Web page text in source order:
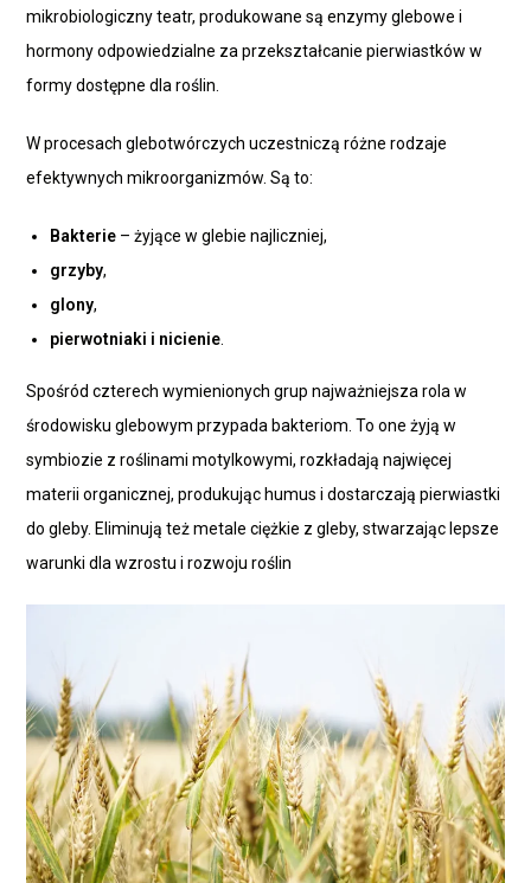
mikrobiologiczny teatr, produkowane są enzymy glebowe i
hormony odpowiedzialne za przekształcanie pierwiastków w
formy dostępne dla roślin.
W procesach glebotwórczych uczestniczą różne rodzaje
efektywnych mikroorganizmów. Są to:
Bakterie – żyjące w glebie najliczniej,
grzyby,
glony,
pierwotniaki i nicienie.
Spośród czterech wymienionych grup najważniejsza rola w
środowisku glebowym przypada bakteriom. To one żyją w
symbiozie z roślinami motylkowymi, rozkładają najwięcej
materii organicznej, produkując humus i dostarczają pierwiastki
do gleby. Eliminują też metale ciężkie z gleby, stwarzając lepsze
warunki dla wzrostu i rozwoju roślin